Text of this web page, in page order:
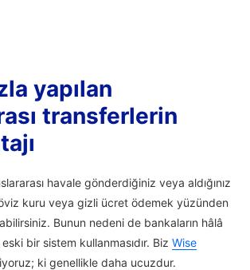
yapılan
transferlerin
havale gönderdiğiniz veya aldığınız
kuru veya gizli ücret ödemek yüzünden
Bunun nedeni de bankaların hâlâ
bir sistem kullanmasıdır. Biz Wise
ki genellikle daha ucuzdur.